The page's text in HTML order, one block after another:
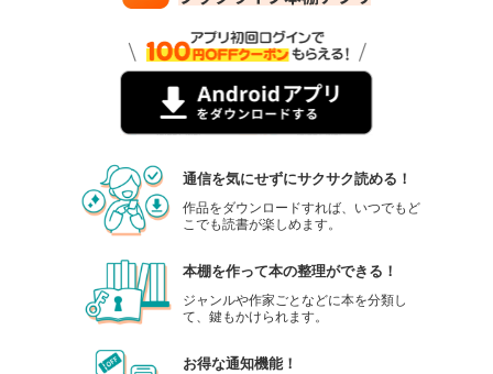
通信を気にせずにサクサク読める！
作品をダウンロードすれば、いつでもど
こでも読書が楽しめます。
本棚を作って本の整理ができる！
ジャンルや作家ごとなどに本を分類し
て、鍵もかけられます。
お得な通知機能！